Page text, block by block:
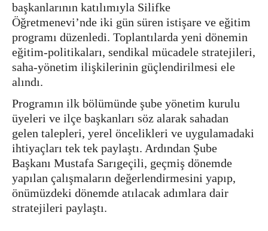
başkanlarının katılımıyla Silifke
Öğretmenevi’nde iki gün süren istişare ve eğitim
programı düzenledi. Toplantılarda yeni dönemin
eğitim-politikaları, sendikal mücadele stratejileri,
saha-yönetim ilişkilerinin güçlendirilmesi ele
alındı.
Programın ilk bölümünde şube yönetim kurulu
üyeleri ve ilçe başkanları söz alarak sahadan
gelen talepleri, yerel öncelikleri ve uygulamadaki
ihtiyaçları tek tek paylaştı. Ardından Şube
Başkanı Mustafa Sarıgeçili, geçmiş dönemde
yapılan çalışmaların değerlendirmesini yapıp,
önümüzdeki dönemde atılacak adımlara dair
stratejileri paylaştı.